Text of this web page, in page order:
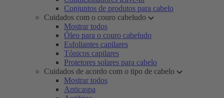
Conjuntos de produtos para cabelo
Cuidados com o couro cabeludo
Mostrar todos
Óleo para o couro cabeludo
Esfoliantes capilares
Tónicos capilares
Protetores solares para cabelo
Cuidados de acordo com o tipo de cabelo
Mostrar todos
Anticaspa